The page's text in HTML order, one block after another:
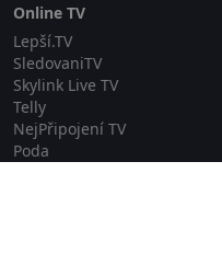
Online TV
Lepší.TV
SledovaniTV
Skylink Live TV
Telly
NejPřipojení TV
Poda